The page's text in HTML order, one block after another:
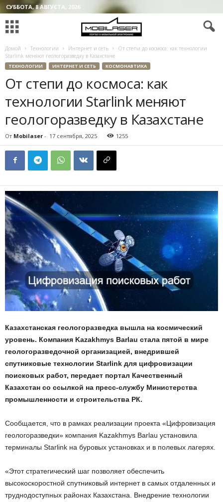
СУББОТА, 8 АВГУСТА, 2026
Домой Технологии Интернет и сеть
От степи до космоса: как технологии
Starlink меняют геологоразведку в Казахстане
ТЕХНОЛОГИИ ИНТЕРНЕТ И СЕТЬ КОСМОНАВТИКА
От степи до космоса: как
технологии Starlink меняют
геологоразведку в Казахстане
От Mobilaser - 17 сентября, 2025 1255
Казахстанская геологоразведка вышла на космический
уровень. Компания Kazakhmys Barlau стала пятой в мире
геологоразведочной организацией, внедрившей
спутниковые технологии Starlink для цифровизации
поисковых работ, передает портал Качественный
Казахстан со ссылкой на пресс-службу Министерства
промышленности и строительства РК.
Сообщается, что в рамках реализации проекта «Цифровизация
геологоразведки» компания Kazakhmys Barlau установила
терминалы Starlink на буровых установках и в полевых лагерях.
«Этот стратегический шаг позволяет обеспечить
высокоскоростной спутниковый интернет в самых отдаленных и
труднодоступных районах Казахстана. Внедрение технологии